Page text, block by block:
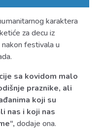
karaktera
za decu iz
festivala u
sa kovidom malo
praznike, ali
koji su
nas i koji nas
dodaje ona.